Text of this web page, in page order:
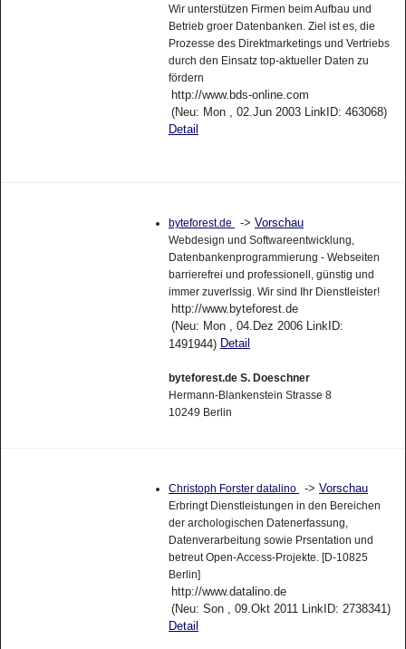
Wir unterstützen Firmen beim Aufbau und
Betrieb groer Datenbanken. Ziel ist es, die
Prozesse des Direktmarketings und Vertriebs
durch den Einsatz top-aktueller Daten zu
fördern
http://www.bds-online.com
(Neu: Mon , 02.Jun 2003 LinkID: 463068)
Detail
byteforest.de -> Vorschau
Webdesign und Softwareentwicklung,
Datenbankenprogrammierung - Webseiten
barrierefrei und professionell, günstig und
immer zuverlssig. Wir sind Ihr Dienstleister!
http://www.byteforest.de
(Neu: Mon , 04.Dez 2006 LinkID:
1491944) Detail
byteforest.de S. Doeschner
Hermann-Blankenstein Strasse 8
10249 Berlin
Christoph Forster datalino -> Vorschau
Erbringt Dienstleistungen in den Bereichen
der archologischen Datenerfassung,
Datenverarbeitung sowie Prsentation und
betreut Open-Access-Projekte. [D-10825
Berlin]
http://www.datalino.de
(Neu: Son , 09.Okt 2011 LinkID: 2738341)
Detail